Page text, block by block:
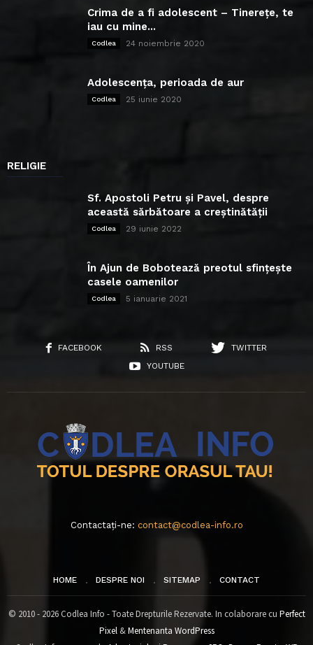
Crima de a fi adolescent – Tinerețe, te
iau cu mine...
Codlea 24 noiembrie 2020
Adolescența, perioada de aur
Codlea 25 iunie 2020
RELIGIE
Sf. Apostoli Petru și Pavel, despre
această sărbătoare a creștinătății
Codlea 29 iunie 2022
În Ajun de Bobotează preotul sfințește
casele oamenilor
Codlea 5 ianuarie 2021
FACEBOOK RSS
TWITTER
YOUTUBE
Contactați-ne: contact@codlea-info.ro
HOME DESPRE NOI SITEMAP CONTACT
© 2010 - 2026 Codlea Info - Toate Drepturile Rezervate. In colaborare cu Perfect
Pixel&Mentenanta WordPress